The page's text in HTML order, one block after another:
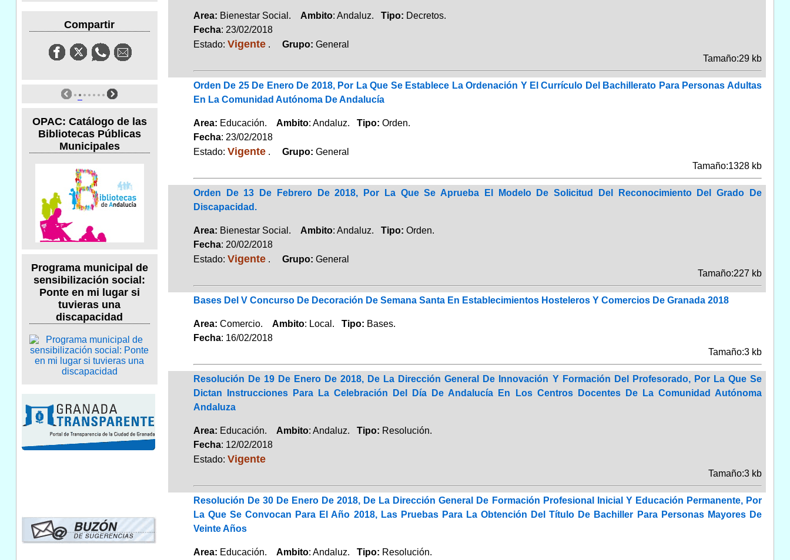
Compartir
OPAC: Catálogo de las
Bibliotecas Públicas
Municipales
Programa municipal de
sensibilización social:
Ponte en mi lugar si
tuvieras una
discapacidad
Area: Bienestar Social. Ambito: Andaluz. Tipo: Decretos.
Fecha: 23/02/2018
Estado: Vigente. Grupo: General
Tamaño:29 kb
Orden De 25 De Enero De 2018, Por La Que Se Establece La Ordenación Y El Currículo Del Bachillerato Para Personas Adultas
En La Comunidad Autónoma De Andalucía
Area: Educación. Ambito: Andaluz. Tipo: Orden.
Fecha: 23/02/2018
Estado: Vigente. Grupo: General
Tamaño:1328 kb
Orden De 13 De Febrero De 2018, Por La Que Se Aprueba El Modelo De Solicitud Del Reconocimiento Del Grado De
Discapacidad.
Area: Bienestar Social. Ambito: Andaluz. Tipo: Orden.
Fecha: 20/02/2018
Estado: Vigente. Grupo: General
Tamaño:227 kb
Bases Del V Concurso De Decoración De Semana Santa En Establecimientos Hosteleros Y Comercios De Granada 2018
Area: Comercio. Ambito: Local. Tipo: Bases.
Fecha: 16/02/2018
Tamaño:3 kb
Resolución De 19 De Enero De 2018, De La Dirección General De Innovación Y Formación Del Profesorado, Por La Que Se
Dictan Instrucciones Para La Celebración Del Día De Andalucía En Los Centros Docentes De La Comunidad Autónoma
Andaluza
Area: Educación. Ambito: Andaluz. Tipo: Resolución.
Fecha: 12/02/2018
Estado: Vigente
Tamaño:3 kb
Resolución De 30 De Enero De 2018, De La Dirección General De Formación Profesional Inicial Y Educación Permanente, Por
La Que Se Convocan Para El Año 2018, Las Pruebas Para La Obtención Del Título De Bachiller Para Personas Mayores De
Veinte Años
Area: Educación. Ambito: Andaluz. Tipo: Resolución.